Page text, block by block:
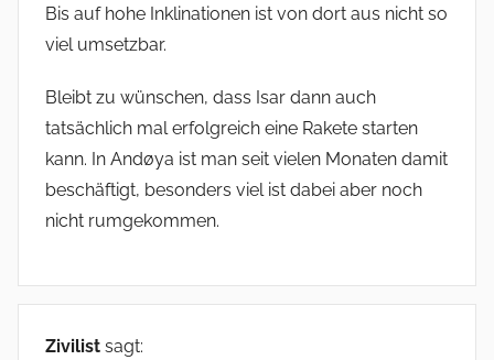
Bis auf hohe Inklinationen ist von dort aus nicht so
viel umsetzbar.
Bleibt zu wünschen, dass Isar dann auch
tatsächlich mal erfolgreich eine Rakete starten
kann. In Andøya ist man seit vielen Monaten damit
beschäftigt, besonders viel ist dabei aber noch
nicht rumgekommen.
Zivilist sagt: